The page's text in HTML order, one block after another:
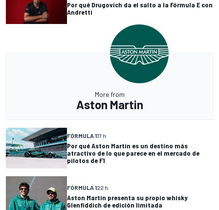
Por qué Drugovich da el salto a la Fórmula E con
Andretti
More from
Aston Martin
FÓRMULA 117 h
Por qué Aston Martin es un destino más
atractivo de lo que parece en el mercado de
pilotos de F1
FÓRMULA 122 h
Aston Martin presenta su propio whisky
Glenfiddich de edición limitada